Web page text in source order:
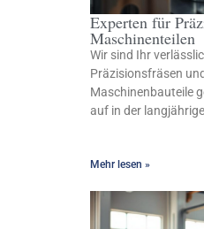
Experten für
Maschinenteilen
Wir sind Ihr
Präzisionsfräsen
Maschinenbauteile
auf in der
Mehr lesen »